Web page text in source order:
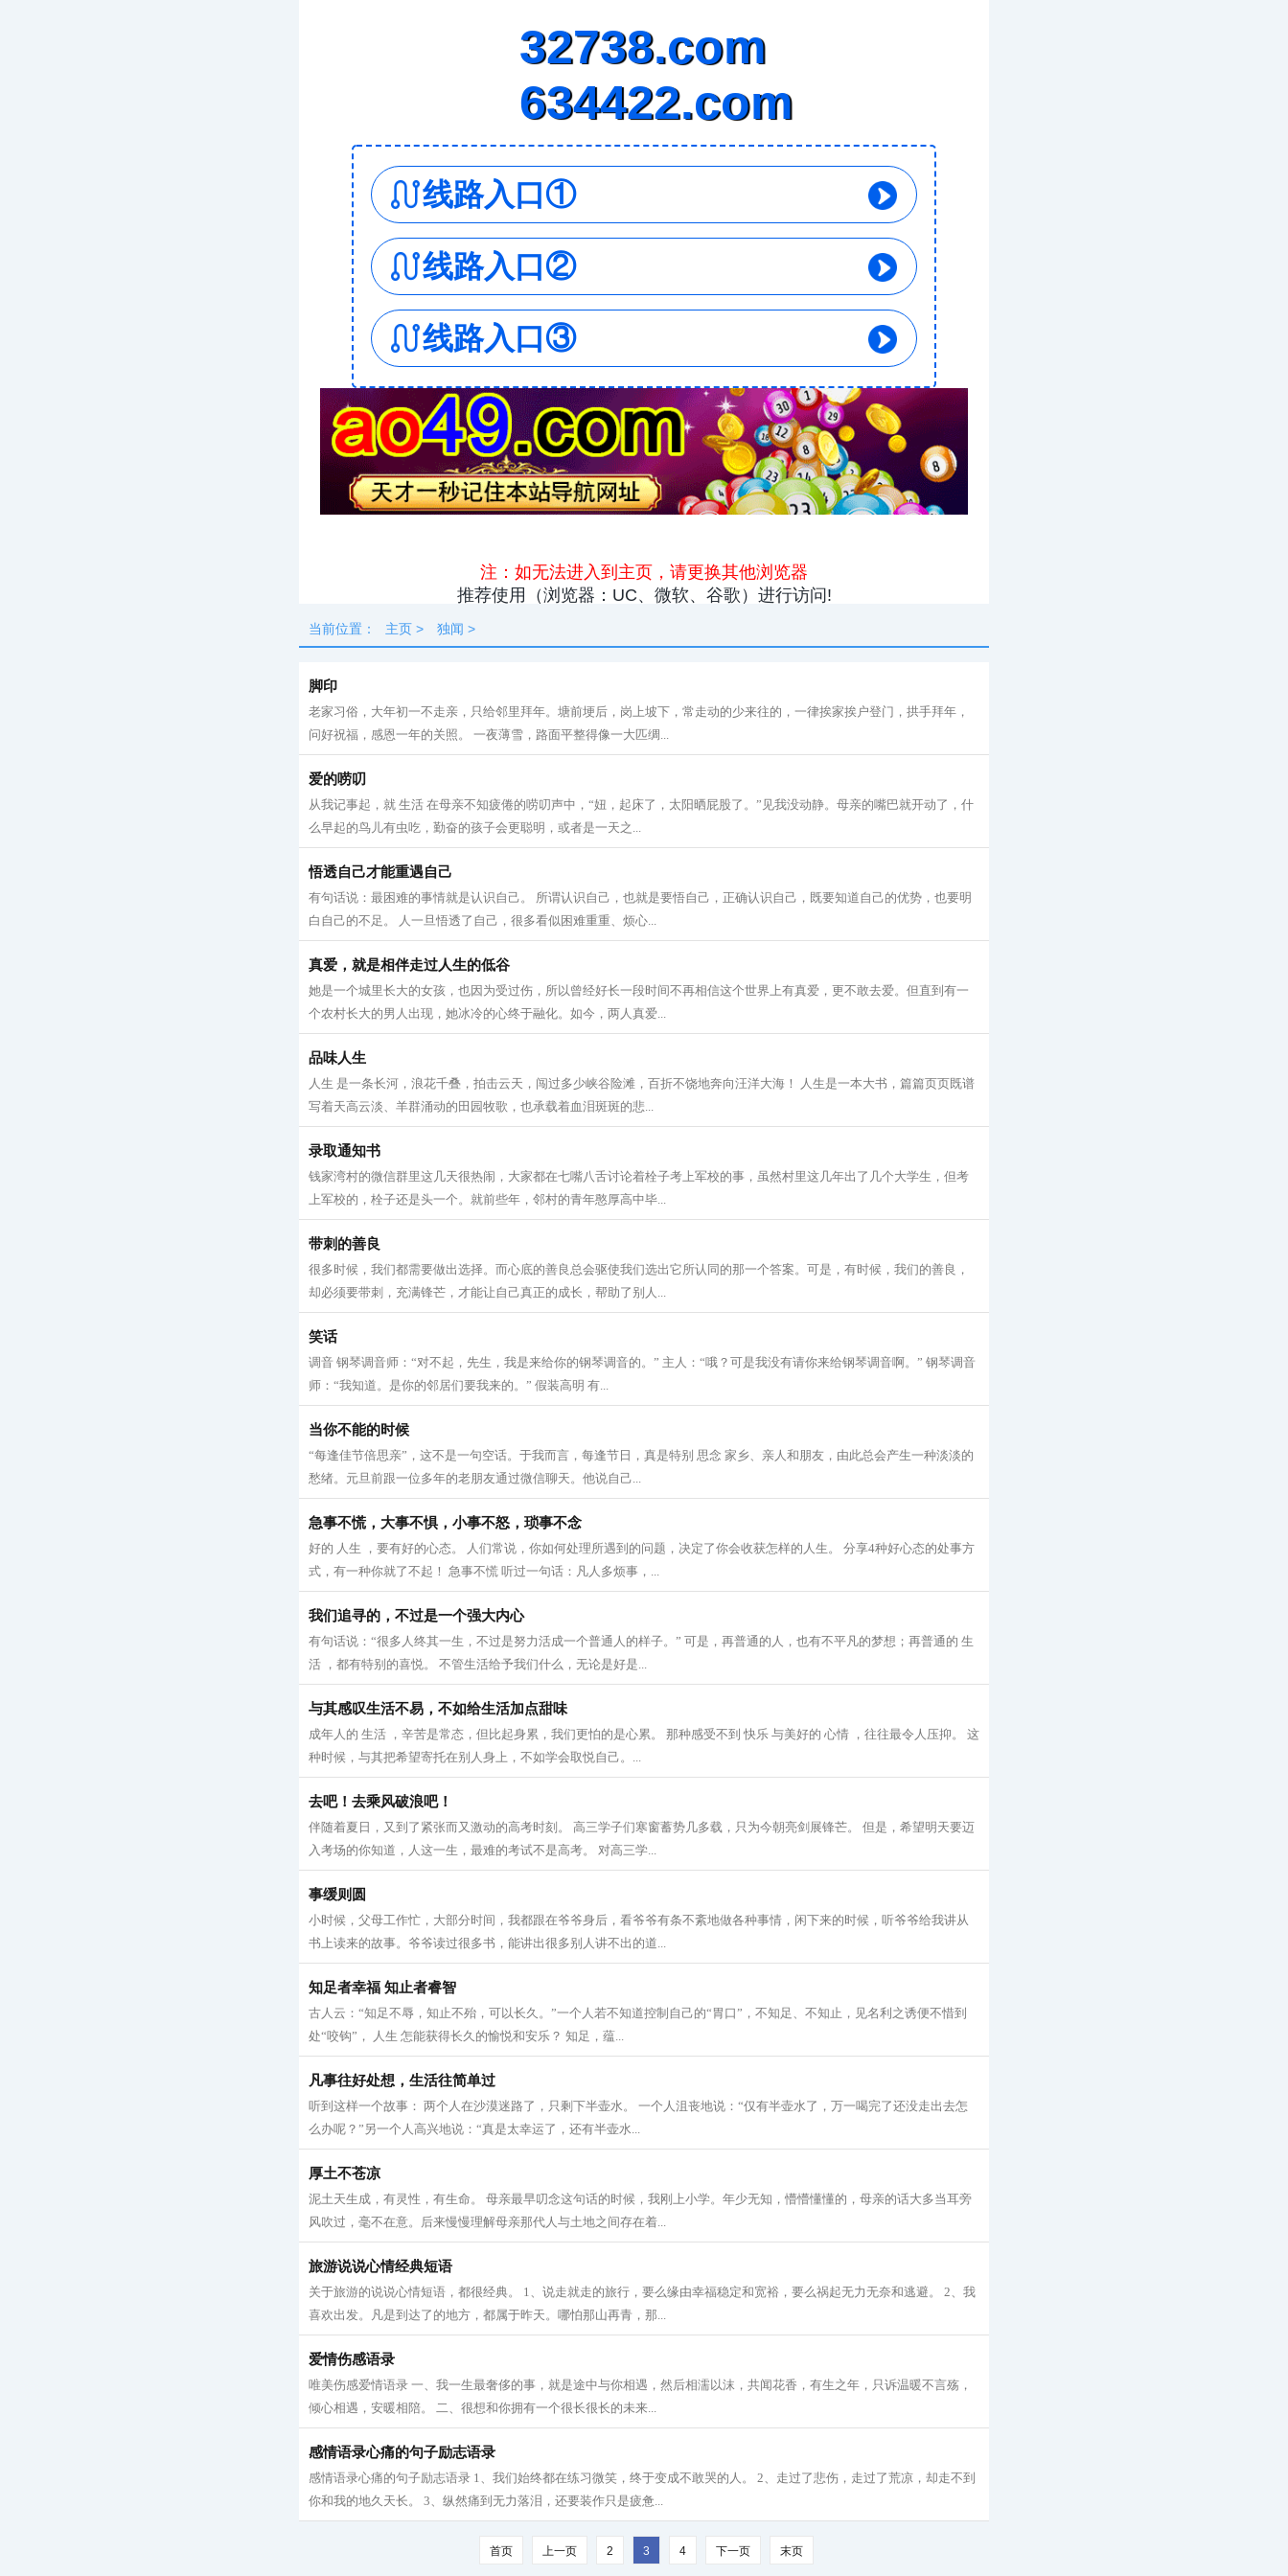
头条 原创 资讯 热点
专题
当前位置： 主页 > 独闻 >
脚印
老家习俗，大年初一不走亲，只给邻里拜年。塘前埂后，岗上坡下，常走动的少来往的，一律挨家挨户登门，拱手拜年，
问好祝福，感恩一年的关照。 一夜薄雪，路面平整得像一大匹绸...
爱的唠叨
从我记事起，就 生活 在母亲不知疲倦的唠叨声中，“妞，起床了，太阳晒屁股了。”见我没动静。母亲的嘴巴就开动了，什
么早起的鸟儿有虫吃，勤奋的孩子会更聪明，或者是一天之...
悟透自己才能重遇自己
有句话说：最困难的事情就是认识自己。 所谓认识自己，也就是要悟自己，正确认识自己，既要知道自己的优势，也要明
白自己的不足。 人一旦悟透了自己，很多看似困难重重、烦心...
真爱，就是相伴走过人生的低谷
她是一个城里长大的女孩，也因为受过伤，所以曾经好长一段时间不再相信这个世界上有真爱，更不敢去爱。但直到有一
个农村长大的男人出现，她冰冷的心终于融化。如今，两人真爱...
品味人生
人生 是一条长河，浪花千叠，拍击云天，闯过多少峡谷险滩，百折不饶地奔向汪洋大海！ 人生是一本大书，篇篇页页既谱
写着天高云淡、羊群涌动的田园牧歌，也承载着血泪斑斑的悲...
录取通知书
钱家湾村的微信群里这几天很热闹，大家都在七嘴八舌讨论着栓子考上军校的事，虽然村里这几年出了几个大学生，但考
上军校的，栓子还是头一个。就前些年，邻村的青年憨厚高中毕...
带刺的善良
很多时候，我们都需要做出选择。而心底的善良总会驱使我们选出它所认同的那一个答案。可是，有时候，我们的善良，
却必须要带刺，充满锋芒，才能让自己真正的成长，帮助了别人...
笑话
调音 钢琴调音师：“对不起，先生，我是来给你的钢琴调音的。” 主人：“哦？可是我没有请你来给钢琴调音啊。” 钢琴调音
师：“我知道。是你的邻居们要我来的。” 假装高明 有...
当你不能的时候
“每逢佳节倍思亲”，这不是一句空话。于我而言，每逢节日，真是特别 思念 家乡、亲人和朋友，由此总会产生一种淡淡的
愁绪。元旦前跟一位多年的老朋友通过微信聊天。他说自己...
急事不慌，大事不惧，小事不怒，琐事不念
好的 人生 ，要有好的心态。 人们常说，你如何处理所遇到的问题，决定了你会收获怎样的人生。 分享4种好心态的处事方
式，有一种你就了不起！ 急事不慌 听过一句话：凡人多烦事，...
我们追寻的，不过是一个强大内心
有句话说：“很多人终其一生，不过是努力活成一个普通人的样子。” 可是，再普通的人，也有不平凡的梦想；再普通的 生
活 ，都有特别的喜悦。 不管生活给予我们什么，无论是好是...
与其感叹生活不易，不如给生活加点甜味
成年人的 生活 ，辛苦是常态，但比起身累，我们更怕的是心累。 那种感受不到 快乐 与美好的 心情 ，往往最令人压抑。 这
种时候，与其把希望寄托在别人身上，不如学会取悦自己。...
去吧！去乘风破浪吧！
伴随着夏日，又到了紧张而又激动的高考时刻。 高三学子们寒窗蓄势几多载，只为今朝亮剑展锋芒。 但是，希望明天要迈
入考场的你知道，人这一生，最难的考试不是高考。 对高三学...
事缓则圆
小时候，父母工作忙，大部分时间，我都跟在爷爷身后，看爷爷有条不紊地做各种事情，闲下来的时候，听爷爷给我讲从
书上读来的故事。爷爷读过很多书，能讲出很多别人讲不出的道...
知足者幸福 知止者睿智
古人云：“知足不辱，知止不殆，可以长久。”一个人若不知道控制自己的“胃口”，不知足、不知止，见名利之诱便不惜到
处“咬钩”， 人生 怎能获得长久的愉悦和安乐？ 知足，蕴...
凡事往好处想，生活往简单过
听到这样一个故事： 两个人在沙漠迷路了，只剩下半壶水。 一个人沮丧地说：“仅有半壶水了，万一喝完了还没走出去怎
么办呢？”另一个人高兴地说：“真是太幸运了，还有半壶水...
厚土不苍凉
泥土天生成，有灵性，有生命。 母亲最早叨念这句话的时候，我刚上小学。年少无知，懵懵懂懂的，母亲的话大多当耳旁
风吹过，毫不在意。后来慢慢理解母亲那代人与土地之间存在着...
旅游说说心情经典短语
关于旅游的说说心情短语，都很经典。 1、说走就走的旅行，要么缘由幸福稳定和宽裕，要么祸起无力无奈和逃避。 2、我
喜欢出发。凡是到达了的地方，都属于昨天。哪怕那山再青，那...
爱情伤感语录
唯美伤感爱情语录 一、我一生最奢侈的事，就是途中与你相遇，然后相濡以沫，共闻花香，有生之年，只诉温暖不言殇，
倾心相遇，安暖相陪。 二、很想和你拥有一个很长很长的未来...
感情语录心痛的句子励志语录
感情语录心痛的句子励志语录 1、我们始终都在练习微笑，终于变成不敢哭的人。 2、走过了悲伤，走过了荒凉，却走不到
你和我的地久天长。 3、纵然痛到无力落泪，还要装作只是疲惫...
首页 上一页 2 3 4 下一页 末页